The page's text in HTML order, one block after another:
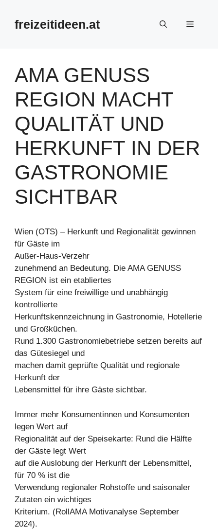
Inhalt
springenfreizeitideen.at Menü
AMA GENUSS
REGION MACHT
QUALITÄT UND
HERKUNFT IN DER
GASTRONOMIE
SICHTBAR
Wien (OTS) – Herkunft und Regionalität gewinnen
für Gäste im
Außer-Haus-Verzehr
zunehmend an Bedeutung. Die AMA GENUSS
REGION ist ein etabliertes
System für eine freiwillige und unabhängig
kontrollierte
Herkunftskennzeichnung in Gastronomie, Hotellerie
und Großküchen.
Rund 1.300 Gastronomiebetriebe setzen bereits auf
das Gütesiegel und
machen damit geprüfte Qualität und regionale
Herkunft der
Lebensmittel für ihre Gäste sichtbar.
Immer mehr Konsumentinnen und Konsumenten
legen Wert auf
Regionalität auf der Speisekarte: Rund die Hälfte
der Gäste legt Wert
auf die Auslobung der Herkunft der Lebensmittel,
für 70 % ist die
Verwendung regionaler Rohstoffe und saisonaler
Zutaten ein wichtiges
Kriterium. (RollAMA Motivanalyse September
2024).